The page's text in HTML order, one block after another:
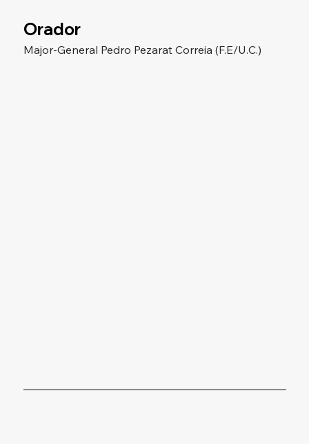
Orador
Major-General Pedro Pezarat Correia (F.E/U.C.)